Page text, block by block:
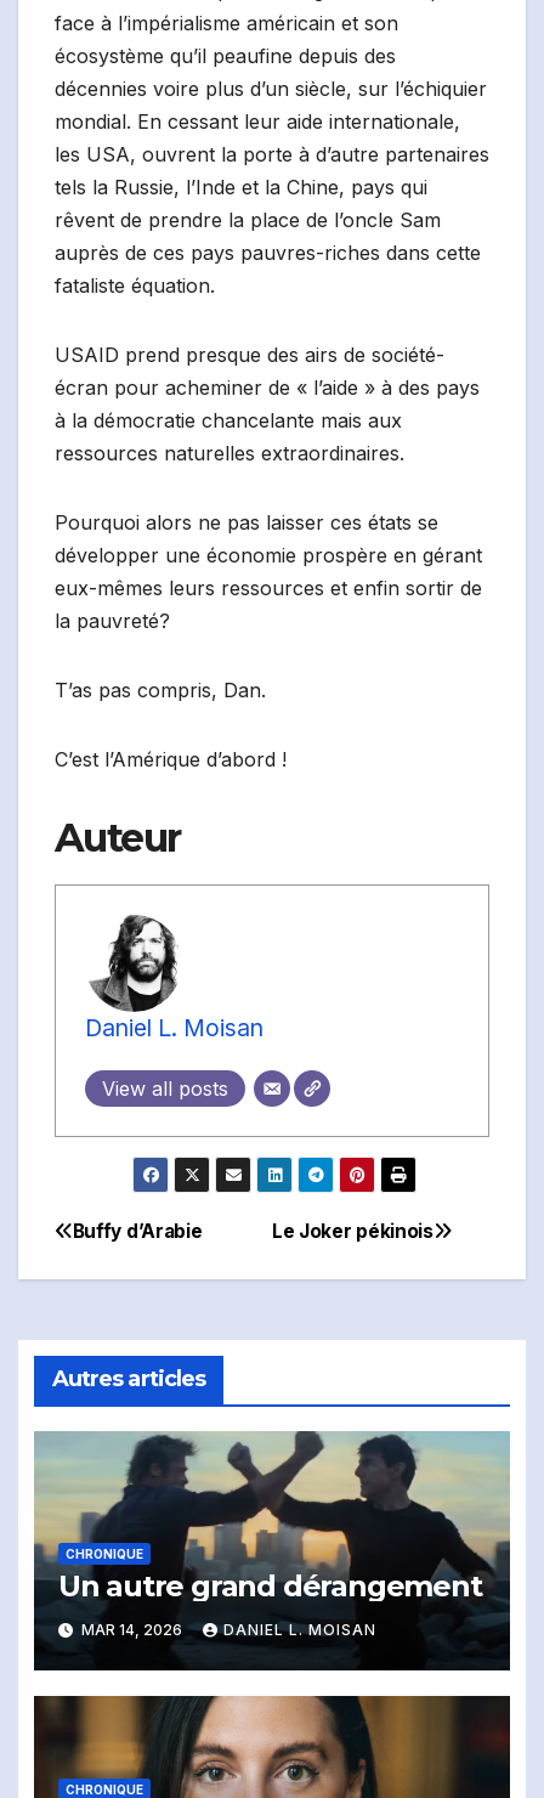
face à l’impérialisme américain et son
écosystème qu’il peaufine depuis des
décennies voire plus d’un siècle, sur l’échiquier
mondial. En cessant leur aide internationale,
les USA, ouvrent la porte à d’autre partenaires
tels la Russie, l’Inde et la Chine, pays qui
rêvent de prendre la place de l’oncle Sam
auprès de ces pays pauvres-riches dans cette
fataliste équation.
USAID prend presque des airs de société-
écran pour acheminer de « l’aide » à des pays
à la démocratie chancelante mais aux
ressources naturelles extraordinaires.
Pourquoi alors ne pas laisser ces états se
développer une économie prospère en gérant
eux-mêmes leurs ressources et enfin sortir de
la pauvreté?
T’as pas compris, Dan.
C’est l’Amérique d’abord !
Auteur
Daniel L. Moisan
View all posts
Navigation
de
l'article
Le Joker pékinois
Buffy d’Arabie
Autres articles
CHRONIQUE
Un autre grand dérangement
MAR 14, 2026 DANIEL L. MOISAN
CHRONIQUE